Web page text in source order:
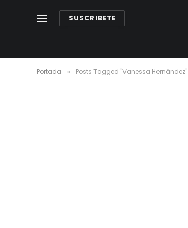
SUSCRIBETE
Portada » Posts Tagged "Vanessa Hernández"